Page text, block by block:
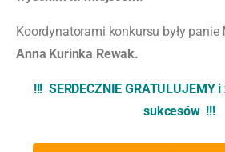
Koordynatorami konkursu były panie
Anna Kurinka Rewak.
!!! SERDECZNIE GRATULUJEMY
sukcesów !!!